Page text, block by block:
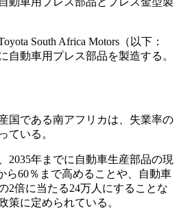
South Africa Motors（以下：
自動車用プレス部品を製造する。
国である南アフリカは、失業率の
ている。
2035年までに自動車生産部品の現
ら60％まで高めることや、自動車
2倍に当たる24万人にすることな
策に定められている。